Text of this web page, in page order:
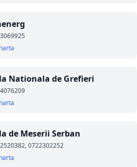
harta
Nationala de Grefieri
harta
de Meserii Serban
0722302252
harta